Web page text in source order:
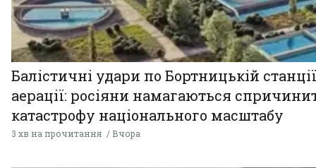
Балістичні удари по Бортницькій станції
аерації: росіяни намагаються
катастрофу національного масштабу
3 хв на прочитання Вчора